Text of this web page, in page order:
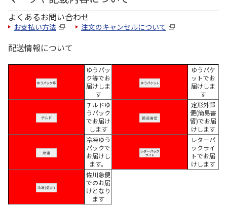
よくあるお問い合わせ
お支払い方法 注文のキャンセルについて
配送情報について
ゆうパッ
ク等でお
届けしま
す
ゆうパケ
ットでお
届けしま
す
チルドゆ
うパック
でお届け
します
定形外郵
便(簡易書
留)でお届
けします
冷凍ゆう
パックで
お届けし
ます。
レターパ
ックライ
トでお届
けします
佐川急便
でのお届
けとなり
ます